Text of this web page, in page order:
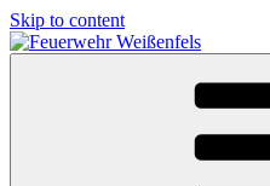
Skip to content
Freiwillige Feuerwehr Weißenfels